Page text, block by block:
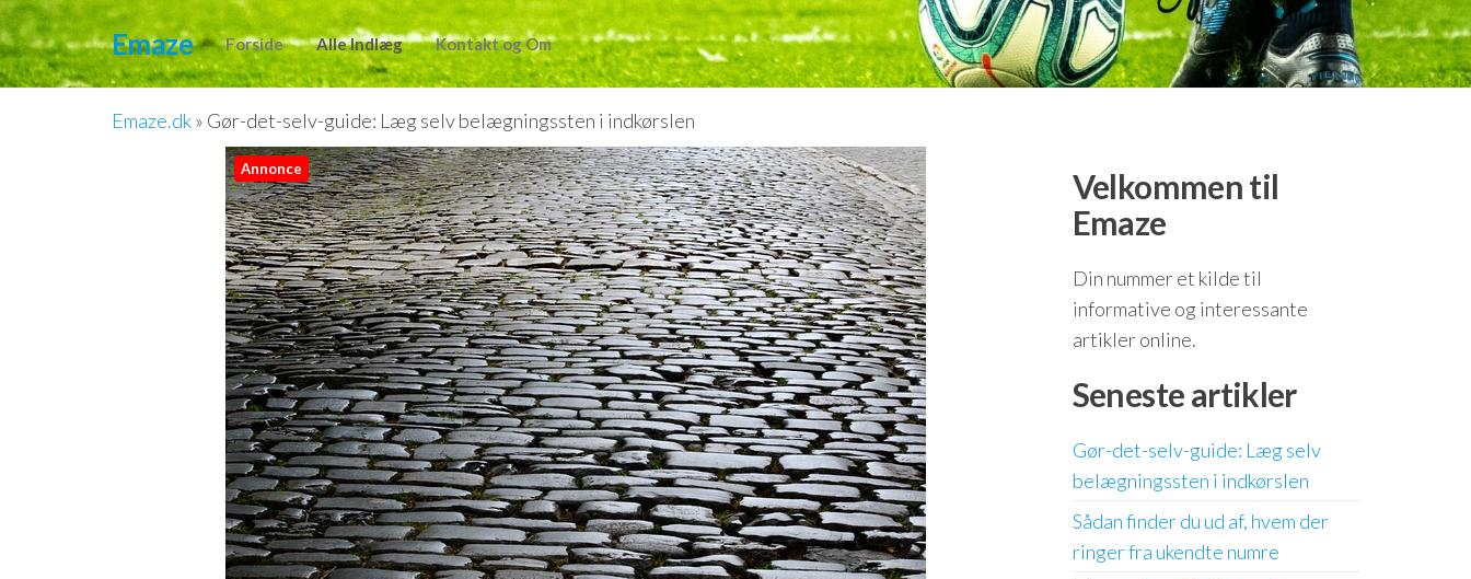
Videre
til
indhold
Emaze Forside Alle Indlæg Kontakt og Om
Emaze.dk» Gør-det-selv-guide: Læg selv belægningssten i indkørslen
Annonce
Velkommen til
Emaze
Din nummer et kilde til
informative og interessante
artikler online.
Seneste artikler
Gør-det-selv-guide: Læg selv
belægningssten i indkørslen
Sådan finder du ud af, hvem der
ringer fra ukendte numre